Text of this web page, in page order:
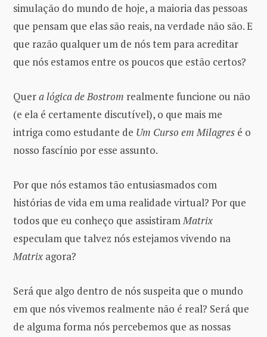
simulação do mundo de hoje, a maioria das pessoas
que pensam que elas são reais, na verdade não são. E
que razão qualquer um de nós tem para acreditar
que nós estamos entre os poucos que estão certos?
Quera lógica de Bostrom realmente funcione ou não
(e ela é certamente discutível), o que mais me
intriga como estudante de Um Curso em Milagres é o
nosso fascínio por esse assunto.
Por que nós estamos tão entusiasmados com
histórias de vida em uma realidade virtual? Por que
todos que eu conheço que assistiramMatrix
especulam que talvez nós estejamos vivendo na
Matrix agora?
Será que algo dentro de nós suspeita que o mundo
em que nós vivemos realmente não é real? Será que
de alguma forma nós percebemos que as nossas